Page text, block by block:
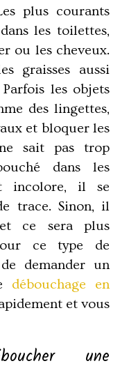
plus courants
les toilettes,
ou les cheveux.
graisses aussi
les objets
des lingettes,
et bloquer les
sait pas trop
dans les
incolore, il se
trace. Sinon, il
ce sera plus
ce type de
demander un
débouchage en
et vous
une